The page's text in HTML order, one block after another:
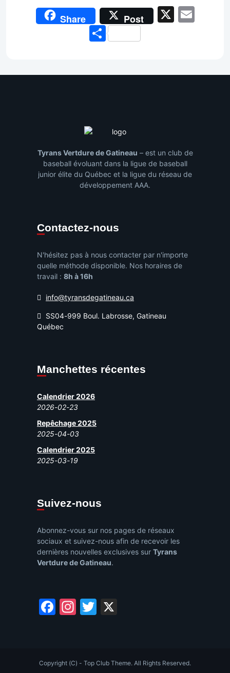
Share Post X
Share
Tyrans Vertdure de Gatineau – est un club de
baseball évoluant dans la ligue de baseball
junior élite du Québec et la ligue du réseau de
développement AAA.
Contactez-nous
N'hésitez pas à nous contacter par n'importe
quelle méthode disponible. Nos horaires de
travail : 8h à 16h
info@tyransdegatineau.ca
SS04-999 Boul. Labrosse, Gatineau
Québec
Manchettes récentes
Calendrier 2026
2026-02-23
Repêchage 2025
2025-04-03
Calendrier 2025
2025-03-19
Suivez-nous
Abonnez-vous sur nos pages de réseaux
sociaux et suivez-nous afin de recevoir les
dernières nouvelles exclusives sur Tyrans
Vertdure de Gatineau.
Facebook
Instagram
Twitter
Copyright (C) - Top Club Theme. All Rights Reserved.